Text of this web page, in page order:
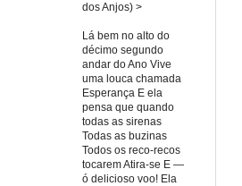
dos Anjos) >
Lá bem no alto do
décimo segundo
andar do Ano Vive
uma louca chamada
Esperança E ela
pensa que quando
todas as sirenas
Todas as buzinas
Todos os reco-recos
tocarem Atira-se E —
ó delicioso voo! Ela